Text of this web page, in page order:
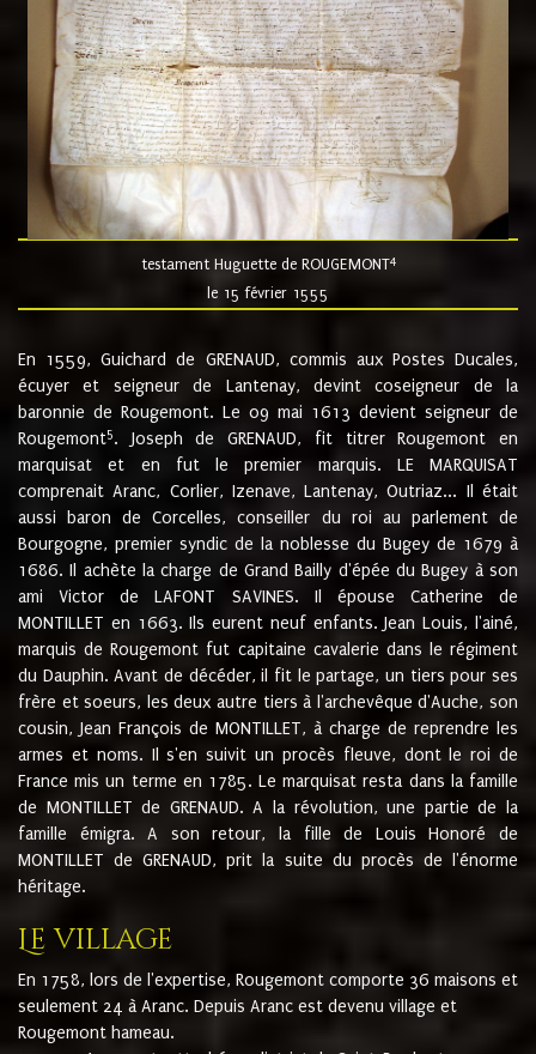
testament Huguette de ROUGEMONT4
le 15 février 1555
En 1559, Guichard de GRENAUD, commis aux Postes Ducales,
écuyer et seigneur de Lantenay, devint coseigneur de la
baronnie de Rougemont. Le 09 mai 1613 devient seigneur de
Rougemont5. Joseph de GRENAUD, fit titrer Rougemont en
marquisat et en fut le premier marquis. LE MARQUISAT
comprenait Aranc, Corlier, Izenave, Lantenay, Outriaz... Il était
aussi baron de Corcelles, conseiller du roi au parlement de
Bourgogne, premier syndic de la noblesse du Bugey de 1679 à
1686. Il achète la charge de Grand Bailly d'épée du Bugey à son
ami Victor de LAFONT SAVINES. Il épouse Catherine de
MONTILLET en 1663. Ils eurent neuf enfants. Jean Louis, l'ainé,
marquis de Rougemont fut capitaine cavalerie dans le régiment
du Dauphin. Avant de décéder, il fit le partage, un tiers pour ses
frère et soeurs, les deux autre tiers à l'archevêque d'Auche, son
cousin, Jean François de MONTILLET, à charge de reprendre les
armes et noms. Il s'en suivit un procès fleuve, dont le roi de
France mis un terme en 1785. Le marquisat resta dans la famille
de MONTILLET de GRENAUD. A la révolution, une partie de la
famille émigra. A son retour, la fille de Louis Honoré de
MONTILLET de GRENAUD, prit la suite du procès de l'énorme
héritage.
Le village
En 1758, lors de l'expertise, Rougemont comporte 36 maisons et
seulement 24 à Aranc. Depuis Aranc est devenu village et
Rougemont hameau.